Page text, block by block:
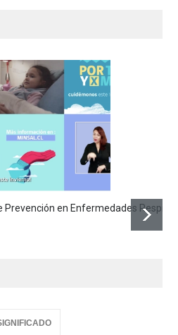
Prevención en Enfermedades